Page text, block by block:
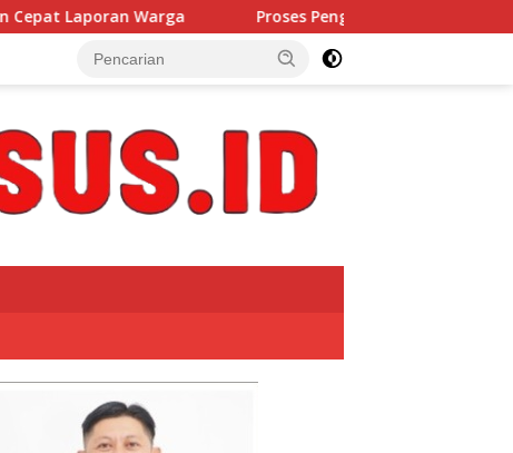
Proses Pengambilan Keputusan Berjalan Lancar WFS